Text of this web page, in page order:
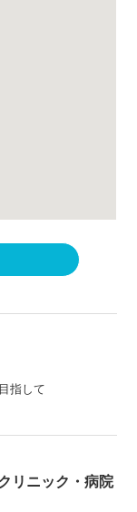
指して
リニック・病院